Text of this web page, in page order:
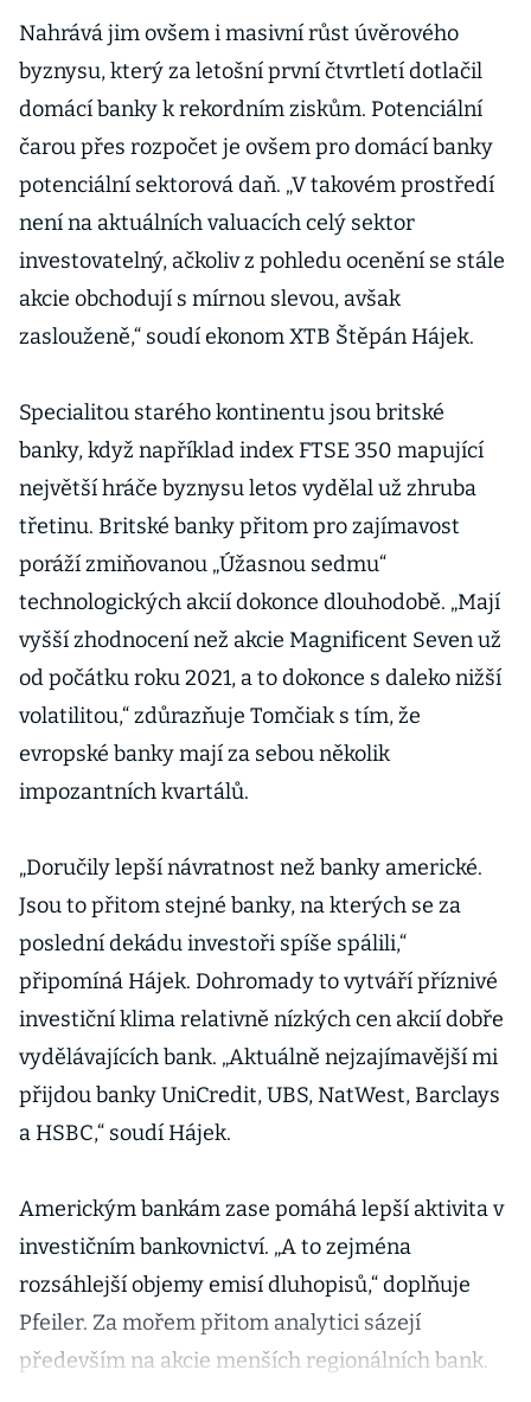
Kam na stovky
procent?
Nahrává jim ovšem i masivní růst úvěrového
byznysu, který za letošní první čtvrtletí dotlačil
domácí banky k rekordním ziskům. Potenciální
čarou přes rozpočet je ovšem pro domácí banky
potenciální sektorová daň. „V takovém prostředí
není na aktuálních valuacích celý sektor
investovatelný, ačkoliv z pohledu ocenění se stále
akcie obchodují s mírnou slevou, avšak
zaslouženě,“ soudí ekonom XTB Štěpán Hájek.
Specialitou starého kontinentu jsou britské
banky, když například index FTSE 350 mapující
největší hráče byznysu letos vydělal už zhruba
třetinu. Britské banky přitom pro zajímavost
poráží zmiňovanou „Úžasnou sedmu“
technologických akcií dokonce dlouhodobě. „Mají
vyšší zhodnocení než akcie Magnificent Seven už
od počátku roku 2021, a to dokonce s daleko nižší
volatilitou,“ zdůrazňuje Tomčiak s tím, že
evropské banky mají za sebou několik
impozantních kvartálů.
„Doručily lepší návratnost než banky americké.
Jsou to přitom stejné banky, na kterých se za
poslední dekádu investoři spíše spálili,“
připomíná Hájek. Dohromady to vytváří příznivé
investiční klima relativně nízkých cen akcií dobře
vydělávajících bank. „Aktuálně nejzajímavější mi
přijdou banky UniCredit, UBS, NatWest, Barclays
a HSBC,“ soudí Hájek.
Americkým bankám zase pomáhá lepší aktivita v
investičním bankovnictví. „A to zejména
rozsáhlejší objemy emisí dluhopisů,“ doplňuje
Pfeiler. Za mořem přitom analytici sázejí
především na akcie menších regionálních bank.